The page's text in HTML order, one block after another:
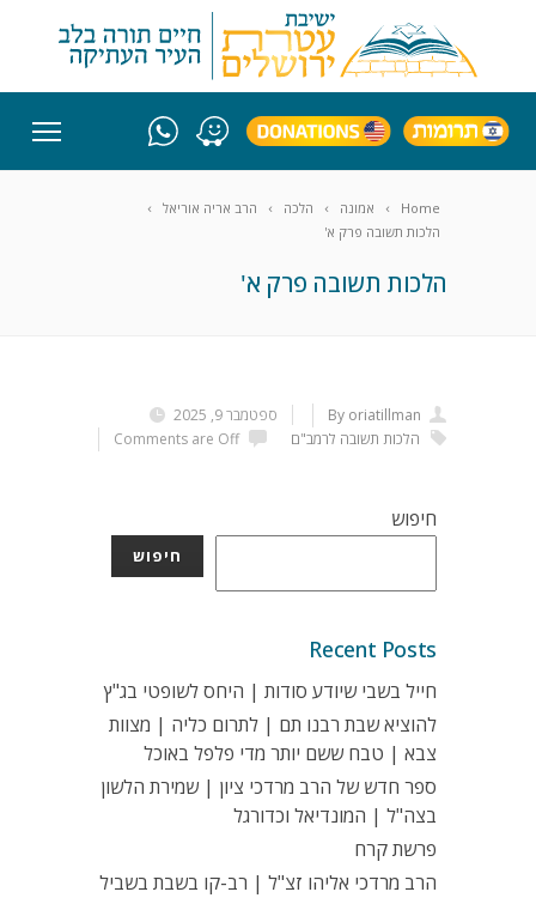
Home אמונה הלכה
הרב אריה אוריאל
הלכות תשובה פרק א'
הלכות תשובה פרק א'
ספטמבר 9, 2025
By oriatillman
Comments are Off
הלכות תשובה לרמב"ם
חיפוש
חיפוש
Recent Posts
חייל בשבי שיודע סודות | היחס לשופטי בג"ץ
להוציא שבת רבנו תם | לתרום כליה | מצוות
צבא | טבח ששם יותר מדי פלפל באוכל
ספר חדש של הרב מרדכי ציון | שמירת הלשון
בצה"ל | המונדיאל וכדורגל
פרשת קרח
הרב מרדכי אליהו זצ"ל | רב-קו בשבת בשביל